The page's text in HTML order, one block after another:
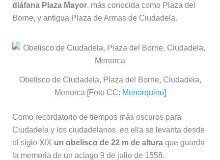
diáfana Plaza Mayor, más conocida como Plaza del
Borne, y antigua Plaza de Armas de Ciudadela.
Obelisco de Ciudadela, Plaza del Borne, Ciudadela,
Menorca [Foto CC: Menorquino]
Como recordatorio de tiempos más oscuros para
Ciudadela y los ciudadelanos, en ella se levanta desde
el siglo XIX un obelisco de 22 m de alturaque guarda
la memoria de un aciago 9 de julio de 1558.